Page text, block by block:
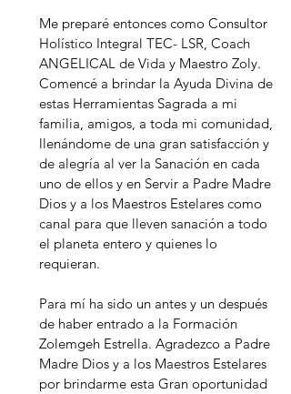
Me preparé entonces como Consultor
Holístico Integral TEC- LSR, Coach
ANGELICAL de Vida y Maestro Zoly.
Comencé a brindar la Ayuda Divina de
estas Herramientas Sagrada a mi
familia, amigos, a toda mi comunidad,
llenándome de una gran satisfacción y
de alegría al ver la Sanación en cada
uno de ellos y en Servir a Padre Madre
Dios y a los Maestros Estelares como
canal para que lleven sanación a todo
el planeta entero y quienes lo
requieran.
Para mí ha sido un antes y un después
de haber entrado a la Formación
Zolemgeh Estrella. Agradezco a Padre
Madre Dios y a los Maestros Estelares
por brindarme esta Gran oportunidad